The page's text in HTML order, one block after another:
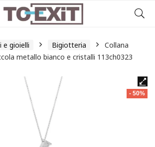
e gioielli Bigiotteria
Collana
metallo bianco e cristalli 113ch0323
- 50%